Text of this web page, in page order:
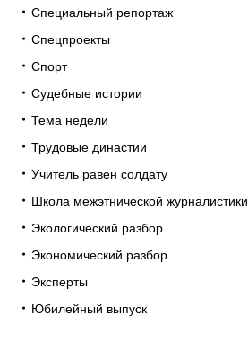
Специальный репортаж
Спецпроекты
Спорт
Судебные истории
Тема недели
Трудовые династии
Учитель равен солдату
Школа межэтнической журналистики
Экологический разбор
Экономический разбор
Эксперты
Юбилейный выпуск